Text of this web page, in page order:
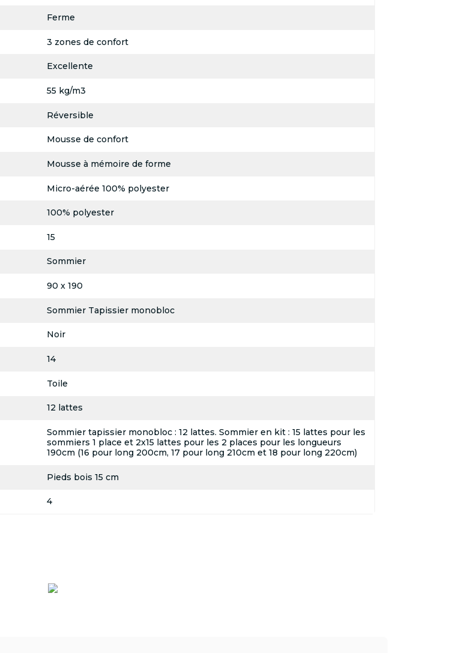
Ferme
3 zones de confort
Excellente
55 kg/m3
Réversible
Mousse de confort
Mousse à mémoire de forme
Micro-aérée 100% polyester
100% polyester
15
Sommier
90 x 190
Sommier Tapissier monobloc
Noir
14
Toile
12 lattes
Sommier tapissier monobloc : 12 lattes. Sommier en kit : 15 lattes pour les
sommiers 1 place et 2x15 lattes pour les 2 places pour les longueurs
190cm (16 pour long 200cm, 17 pour long 210cm et 18 pour long 220cm)
Pieds bois 15 cm
4